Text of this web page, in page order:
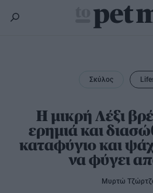
Εκπαίδευση
Lifestyle
Διατροφή
Εκπαίδευση
Άλλα κατοικίδια
Υγεία
Σκύλος
Η μικρή Λέξι
ερημιά και
καταφύγιο και
να φύγει
Μυρτώ